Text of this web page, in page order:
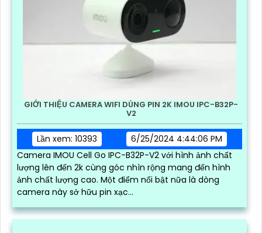
GIỚI THIỆU CAMERA WIFI DÙNG PIN 2K IMOU IPC-B32P-
V2
Lần xem: 10393
6/25/2024 4:44:06 PM
Camera IMOU Cell Go IPC-B32P-V2 với hình ảnh chất
lượng lên đến 2k cùng góc nhìn rộng mang đến hình
ảnh chất lượng cao. Một điểm nổi bật nữa là dòng
camera này sở hữu pin xạc...